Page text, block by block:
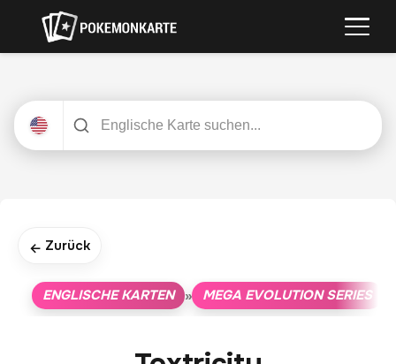
← Zurück
ENGLISCHE KARTEN » MEGA EVOLUTION SERIES